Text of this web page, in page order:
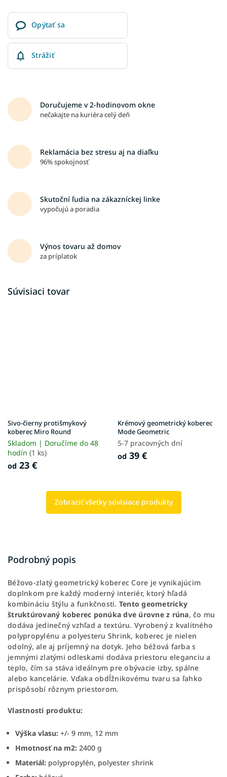
Opýtať sa
Strážiť
Doručujeme v 2-hodinovom okne
nečakajte na kuriéra celý deň
Reklamácia bez stresu aj na diaľku
96% spokojnosť
Skutoční ľudia na zákazníckej linke
vypočujú a poradia
Výnos tovaru až domov
za príplatok
Súvisiaci tovar
Sivo-čierny protišmykový
koberec Miro Round
Skladom | Doručíme do 48
hodín (1 ks)
od 23 €
Krémový geometrický koberec
Mode Geometric
5-7 pracovných dní
od 39 €
Zobraziť všetky súvisiace produkty
Podrobný popis
Béžovo-zlatý geometrický koberec Core je vynikajúcim
doplnkom pre každý moderný interiér, ktorý hľadá
kombináciu štýlu a funkčnosti. Tento geometricky
štruktúrovaný koberec ponúka dve úrovne z rúna, čo mu
dodáva jedinečný vzhľad a textúru. Vyrobený z kvalitného
polypropylénu a polyesteru Shrink, koberec je nielen
odolný, ale aj príjemný na dotyk. Jeho béžová farba s
jemnými zlatými odleskami dodáva priestoru eleganciu a
teplo, čím sa stáva ideálnym pre obývacie izby, spálne
alebo kancelárie. Vďaka obdĺžnikovému tvaru sa ľahko
prispôsobí rôznym priestorom.
Vlastnosti produktu:
Výška vlasu: +/- 9 mm, 12 mm
Hmotnosť na m2: 2400 g
Materiál: polypropylén, polyester shrink